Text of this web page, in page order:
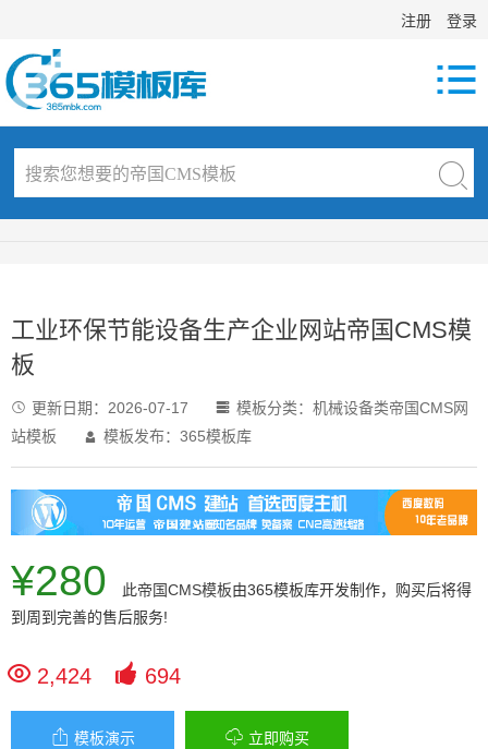
注册 登录

工业环保节能设备生产企业网站帝国CMS模
板
 更新日期： 2026-07-17  模板分类： 机械设备类帝国CMS网
站模板
 模板发布：365模板库
¥280 此帝国CMS模板由365模板库开发制作，购买后将得
到周到完善的售后服务!
 2,424  694
 模板演示  立即购买